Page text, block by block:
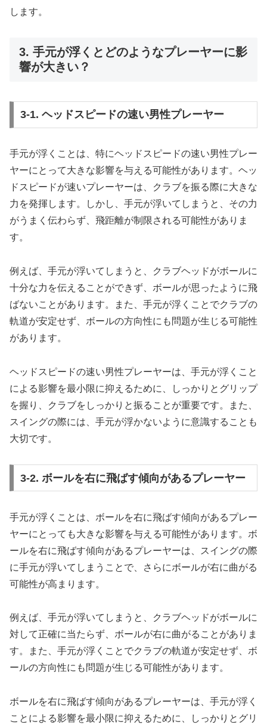
します。
3. 手元が浮くとどのようなプレーヤーに影
響が大きい？
3-1. ヘッドスピードの速い男性プレーヤー
手元が浮くことは、特にヘッドスピードの速い男性プレー
ヤーにとって大きな影響を与える可能性があります。ヘッ
ドスピードが速いプレーヤーは、クラブを振る際に大きな
力を発揮します。しかし、手元が浮いてしまうと、その力
がうまく伝わらず、飛距離が制限される可能性がありま
す。
例えば、手元が浮いてしまうと、クラブヘッドがボールに
十分な力を伝えることができず、ボールが思ったように飛
ばないことがあります。また、手元が浮くことでクラブの
軌道が安定せず、ボールの方向性にも問題が生じる可能性
があります。
ヘッドスピードの速い男性プレーヤーは、手元が浮くこと
による影響を最小限に抑えるために、しっかりとグリップ
を握り、クラブをしっかりと振ることが重要です。また、
スイングの際には、手元が浮かないように意識することも
大切です。
3-2. ボールを右に飛ばす傾向があるプレーヤー
手元が浮くことは、ボールを右に飛ばす傾向があるプレー
ヤーにとっても大きな影響を与える可能性があります。ボ
ールを右に飛ばす傾向があるプレーヤーは、スイングの際
に手元が浮いてしまうことで、さらにボールが右に曲がる
可能性が高まります。
例えば、手元が浮いてしまうと、クラブヘッドがボールに
対して正確に当たらず、ボールが右に曲がることがありま
す。また、手元が浮くことでクラブの軌道が安定せず、ボ
ールの方向性にも問題が生じる可能性があります。
ボールを右に飛ばす傾向があるプレーヤーは、手元が浮く
ことによる影響を最小限に抑えるために、しっかりとグリ